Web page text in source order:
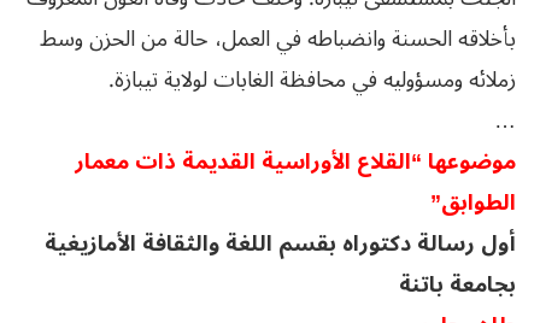
بأخلاقه الحسنة وانضباطه في العمل، حالة من الحزن وسط
زملائه ومسؤوليه في محافظة الغابات لولاية تيبازة.
…
موضوعها “القلاع الأوراسية القديمة ذات معمار
الطوابق”
أول رسالة دكتوراه بقسم اللغة والثقافة الأمازيغية
بجامعة باتنة